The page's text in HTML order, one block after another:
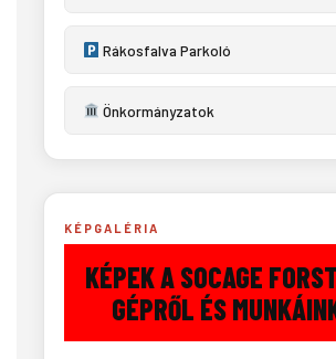
Rákosfalva Parkoló
Önkormányzatok
KÉPGALÉRIA
KÉPEK A SOCAGE
GÉPRŐL ÉS